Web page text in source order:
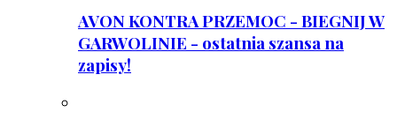
AVON KONTRA PRZEMOC - BIEGNIJ W
GARWOLINIE - ostatnia szansa na
zapisy!